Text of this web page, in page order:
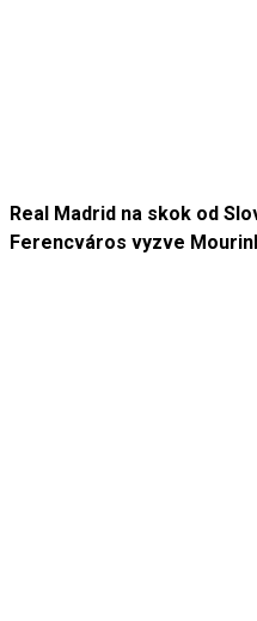
Real Madrid na skok od
Ferencváros vyzve